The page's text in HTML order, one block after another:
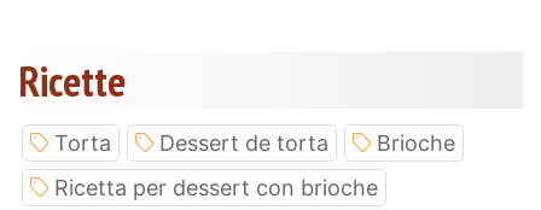
Ricette
Torta Dessert de torta
Brioche
Ricetta per dessert con brioche